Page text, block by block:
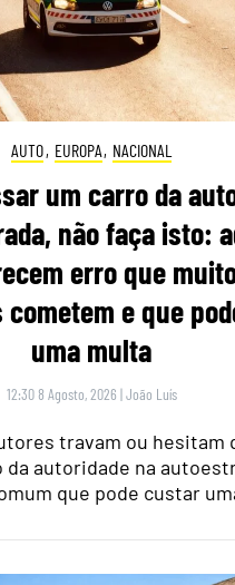
AUTO, EUROPA, NACIONAL
um carro da
não faça isto:
erro que
e que
uma multa
12:30 8 Agosto, 2026 |João Luís
travam ou hesitam
da autoridade na
que pode custar